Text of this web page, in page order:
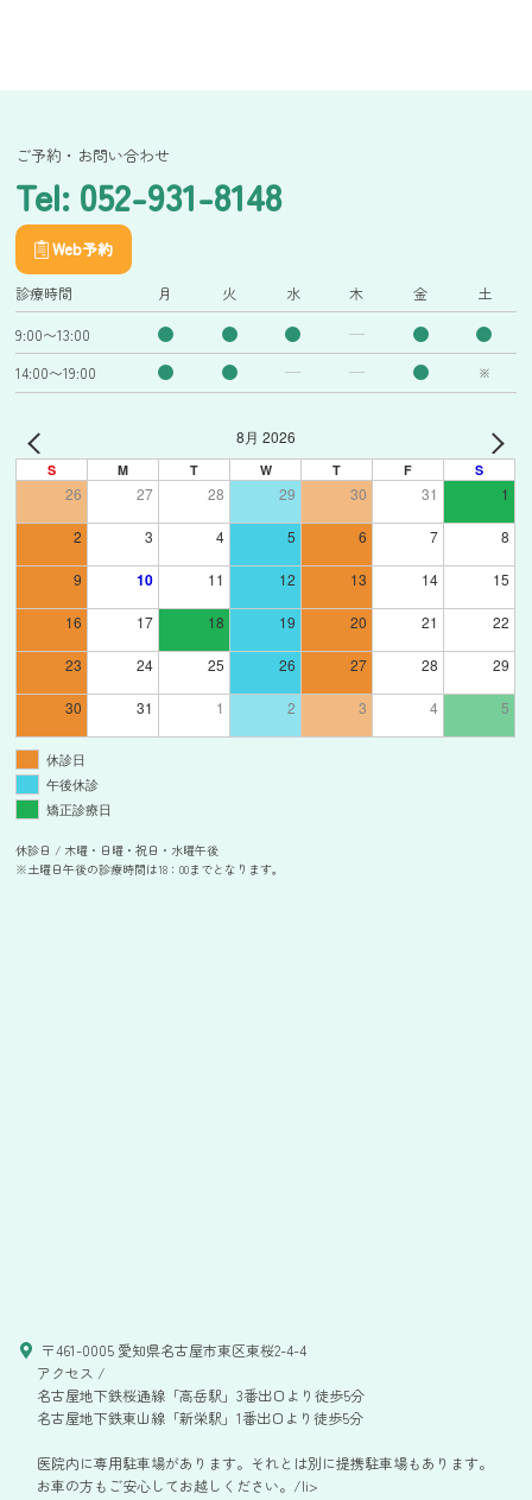
ご予約・お問い合わせ
Tel: 052-931-8148
Web予約
診療時間 月 火 水 木 金 土
9:00〜13:00
14:00〜19:00
※
8月 2026
S M T W T F S
26 27 28 29 30 31 1
2 3 4 5 6 7 8
9 10 11 12 13 14 15
16 17 18 19 20 21 22
23 24 25 26 27 28 29
30 31 1 2 3 4 5
休診日
午後休診
矯正診療日
休診日 / 木曜・日曜・祝日・水曜午後
※土曜日午後の診療時間は18：00までとなります。
〒461-0005 愛知県名古屋市東区東桜2-4-4
アクセス /
名古屋地下鉄桜通線「高岳駅」3番出口より徒歩5分
名古屋地下鉄東山線「新栄駅」1番出口より徒歩5分
医院内に専用駐車場があります。それとは別に提携駐車場もあります。
お車の方もご安心してお越しください。/li>